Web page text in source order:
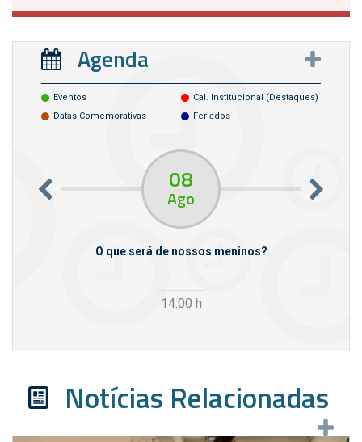
Agenda
Eventos
Cal. Institucional (destaques)
Datas Comemorativas
Feriados
08
Ago
O que será de nossos meninos?
14:00 h
Notícias Relacionadas